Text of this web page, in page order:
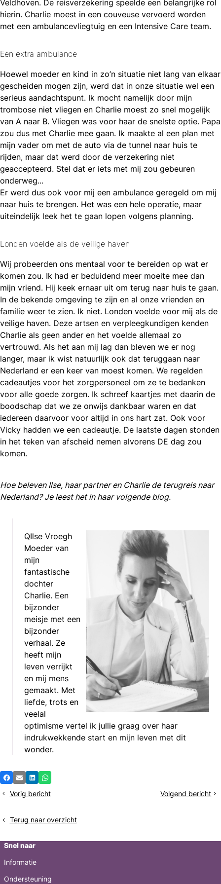
Veldhoven. De reisverzekering speelde een belangrijke rol
hierin. Charlie moest in een couveuse vervoerd worden
met een ambulancevliegtuig en een Intensive Care team.
Een extra ambulance
Hoewel moeder en kind in zo’n situatie niet lang van elkaar
gescheiden mogen zijn, werd dat in onze situatie wel een
serieus aandachtspunt. Ik mocht namelijk door mijn
trombose niet vliegen en Charlie moest zo snel mogelijk
van A naar B. Vliegen was voor haar de snelste optie. Papa
zou dus met Charlie mee gaan. Ik maakte al een plan met
mijn vader om met de auto via de tunnel naar huis te
rijden, maar dat werd door de verzekering niet
geaccepteerd. Stel dat er iets met mij zou gebeuren
onderweg...
Er werd dus ook voor mij een ambulance geregeld om mij
naar huis te brengen. Het was een hele operatie, maar
uiteindelijk leek het te gaan lopen volgens planning.
Londen voelde als de veilige haven
Wij probeerden ons mentaal voor te bereiden op wat er
komen zou. Ik had er beduidend meer moeite mee dan
mijn vriend. Hij keek ernaar uit om terug naar huis te gaan.
In de bekende omgeving te zijn en al onze vrienden en
familie weer te zien. Ik niet. Londen voelde voor mij als de
veilige haven. Deze artsen en verpleegkundigen kenden
Charlie als geen ander en het voelde allemaal zo
vertrouwd. Als het aan mij lag dan bleven we er nog
langer, maar ik wist natuurlijk ook dat teruggaan naar
Nederland er een keer van moest komen. We regelden
cadeautjes voor het zorgpersoneel om ze te bedanken
voor alle goede zorgen. Ik schreef kaartjes met daarin de
boodschap dat we ze onwijs dankbaar waren en dat
iedereen daarvoor voor altijd in ons hart zat. Ook voor
Vicky hadden we een cadeautje. De laatste dagen stonden
in het teken van afscheid nemen alvorens DE dag zou
komen.
Hoe beleven Ilse, haar partner en Charlie de terugreis naar
Nederland? Je leest het in haar volgende blog.
QIlse Vroegh
Moeder van
mijn
fantastische
dochter
Charlie. Een
bijzonder
meisje met een
bijzonder
verhaal. Ze
heeft mijn
leven verrijkt
en mij mens
gemaakt. Met
liefde, trots en
veelal
optimisme vertel ik jullie graag over haar
indrukwekkende start en mijn leven met dit
wonder.
Deel
bericht
Facebook
E-mailLinkedInWhatsapp
Vorig bericht
De
van
feestdagen
Volgend bericht
Laatste
Terug naar overzicht
Snel naar
Informatie
Ondersteuning